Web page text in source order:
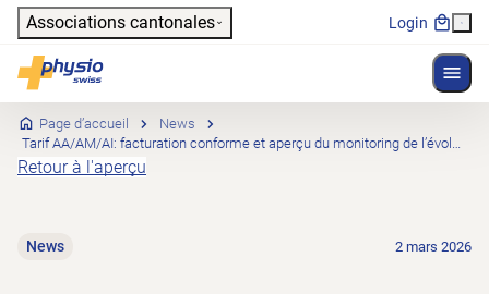
Header
Associations cantonales Login
Physioswiss
Navigation principale
Page d’accueil
News
Tarif AA/AM/AI: facturation conforme et aperçu du monitoring de l’évolution des coûts
Retour à l'aperçu
News 2 mars 2026